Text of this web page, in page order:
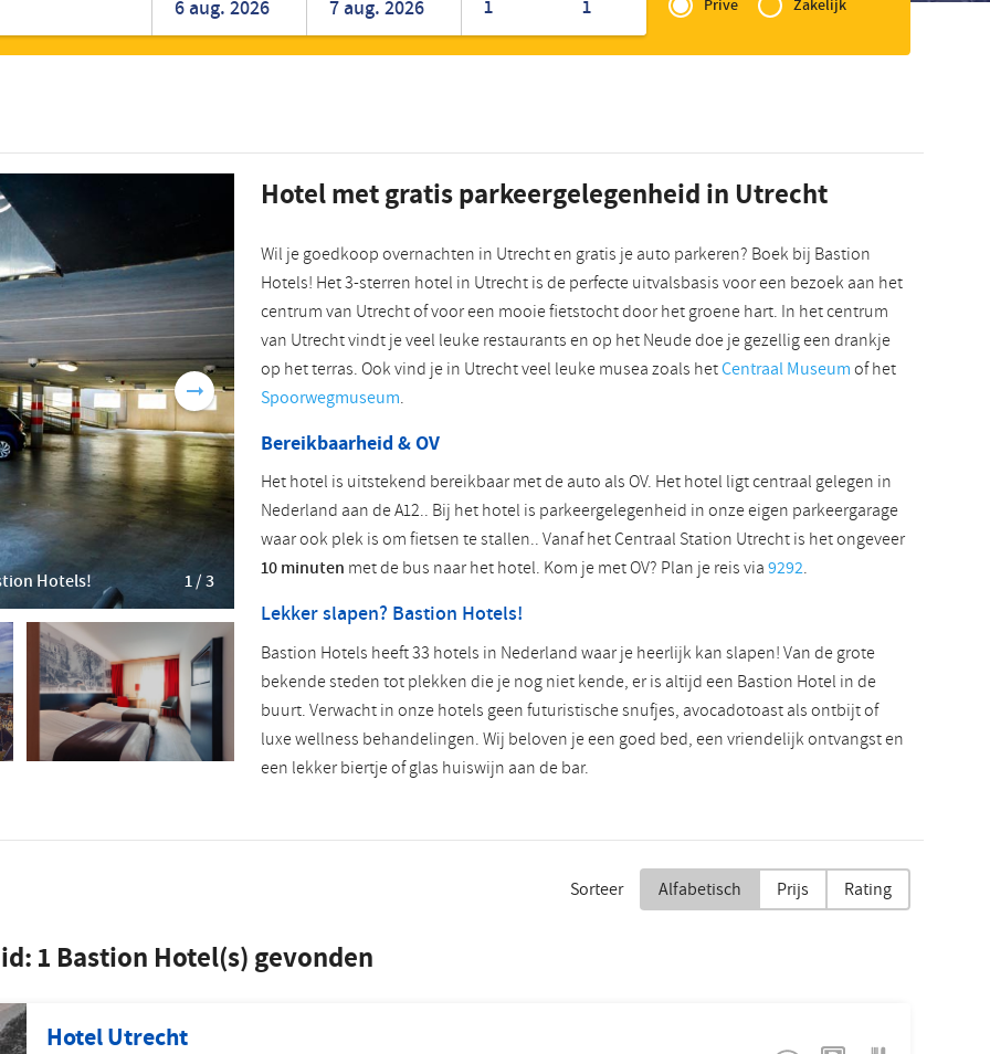
Turks
1 1 Prive Zakelijk
Hotel met gratis parkeergelegenheid in Utrecht
Wil je goedkoop overnachten in Utrecht en gratis je auto parkeren? Boek bij Bastion
Hotels! Het 3-sterren hotel in Utrecht is de perfecte uitvalsbasis voor een bezoek aan het
centrum van Utrecht of voor een mooie fietstocht door het groene hart. In het centrum
van Utrecht vindt je veel leuke restaurants en op het Neude doe je gezellig een drankje
op het terras. Ook vind je in Utrecht veel leuke musea zoals hetCentraal Museumof het
Spoorwegmuseum.
Bereikbaarheid & OV
Het hotel is uitstekend bereikbaar met de auto als OV. Het hotel ligt centraal gelegen in
Nederland aan de A12.. Bij het hotel is parkeergelegenheid in onze eigen parkeergarage
waar ook plek is om fietsen te stallen.. Vanaf het Centraal Station Utrecht is het ongeveer
10 minuten met de bus naar het hotel. Kom je met OV? Plan je reis via9292.
Lekker slapen? Bastion Hotels!
Bastion Hotels heeft 33 hotels in Nederland waar je heerlijk kan slapen! Van de grote
bekende steden tot plekken die je nog niet kende, er is altijd een Bastion Hotel in de
buurt. Verwacht in onze hotels geen futuristische snufjes, avocadotoast als ontbijt of
luxe wellness behandelingen. Wij beloven je een goed bed, een vriendelijk ontvangst en
een lekker biertje of glas huiswijn aan de bar.
Hotels! 1 / 3
Sorteer Alfabetisch Prijs Rating
1 Bastion Hotel(s) gevonden
Hotel Utrecht